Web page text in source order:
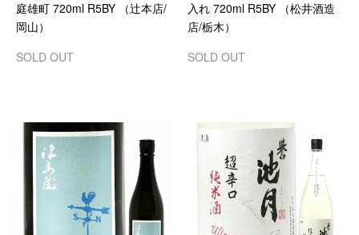
庭雄町 720ml R5BY （辻本店/
岡山）
SOLD OUT
入れ 720ml R5BY （松井酒造
店/栃木）
SOLD OUT